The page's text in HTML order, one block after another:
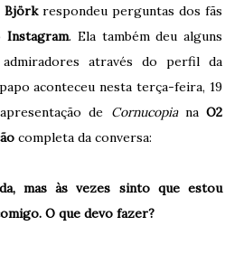
Björkrespondeu perguntas dos fãs
Instagram. Ela também deu alguns
através do perfil da
aconteceu nesta terça-feira, 19
de CornucopianaO2
completa da conversa:
mas às vezes sinto que estou
O que devo fazer?